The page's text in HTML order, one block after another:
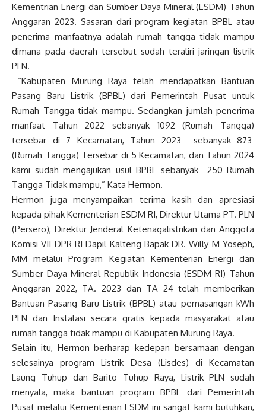
Kementrian Energi dan Sumber Daya Mineral (ESDM) Tahun
Anggaran 2023. Sasaran dari program kegiatan BPBL atau
penerima manfaatnya adalah rumah tangga tidak mampu
dimana pada daerah tersebut sudah teraliri jaringan listrik
PLN.
“Kabupaten Murung Raya telah mendapatkan Bantuan
Pasang Baru Listrik (BPBL) dari Pemerintah Pusat untuk
Rumah Tangga tidak mampu. Sedangkan jumlah penerima
manfaat Tahun 2022 sebanyak 1092 (Rumah Tangga)
tersebar di 7 Kecamatan, Tahun 2023 sebanyak 873
(Rumah Tangga) Tersebar di 5 Kecamatan, dan Tahun 2024
kami sudah mengajukan usul BPBL sebanyak 250 Rumah
Tangga Tidak mampu,” Kata Hermon.
Hermon juga menyampaikan terima kasih dan apresiasi
kepada pihak Kementerian ESDM RI, Direktur Utama PT. PLN
(Persero), Direktur Jenderal Ketenagalistrikan dan Anggota
Komisi VII DPR RI Dapil Kalteng Bapak DR. Willy M Yoseph,
MM melalui Program Kegiatan Kementerian Energi dan
Sumber Daya Mineral Republik Indonesia (ESDM RI) Tahun
Anggaran 2022, TA. 2023 dan TA 24 telah memberikan
Bantuan Pasang Baru Listrik (BPBL) atau pemasangan kWh
PLN dan Instalasi secara gratis kepada masyarakat atau
rumah tangga tidak mampu di Kabupaten Murung Raya.
Selain itu, Hermon berharap kedepan bersamaan dengan
selesainya program Listrik Desa (Lisdes) di Kecamatan
Laung Tuhup dan Barito Tuhup Raya, Listrik PLN sudah
menyala, maka bantuan program BPBL dari Pemerintah
Pusat melalui Kementerian ESDM ini sangat kami butuhkan,